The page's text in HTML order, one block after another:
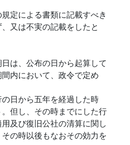
定による書類に記載すべき
又は不実の記載をしたと
は、公布の日から起算して
内において、政令で定め
日から五年を経過した時
但し、その時までにした行
及び復旧公社の清算に関し
の時以後もなおその効力を